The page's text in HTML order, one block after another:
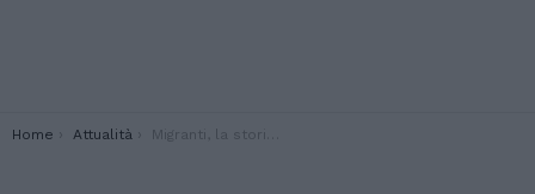
You are here:
Home Attualità Migranti, la storia di Rashid e della sua vittoria in tribunale contro il governo Meloni